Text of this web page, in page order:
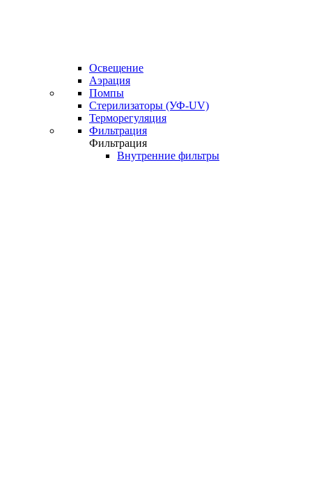
Освещение
Аэрация
Помпы
Стерилизаторы (УФ-UV)
Терморегуляция
Фильтрация
Фильтрация
Внутренние фильтры